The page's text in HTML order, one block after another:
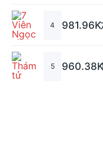
4 981.96K
5 960.38K